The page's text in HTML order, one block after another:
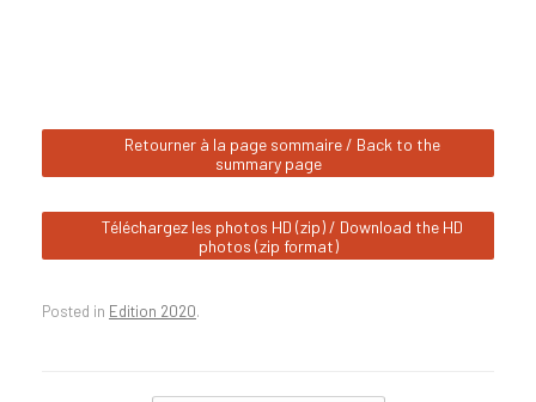
Retourner à la page sommaire / Back to the
summary page
Téléchargez les photos HD (zip) / Download the HD
photos (zip format)
Posted in Edition 2020.